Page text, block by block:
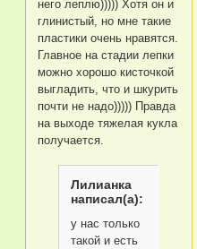
него леплю))))) Хотя он и
глинистый, но мне такие
пластики очень нравятся.
Главное на стадии лепки
можно хорошо кисточкой
выгладить, что и шкурить
почти не надо))))) Правда
на выходе тяжелая кукла
получается.
Лилианка
написал(а):
у нас только
такой и есть